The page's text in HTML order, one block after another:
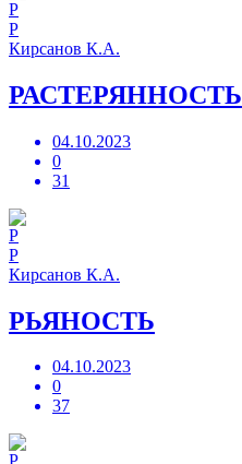
Р
Кирсанов К.А.
РАСТЕРЯННОСТЬ
04.10.2023
0
31
Р
Кирсанов К.А.
РЬЯНОСТЬ
04.10.2023
0
37